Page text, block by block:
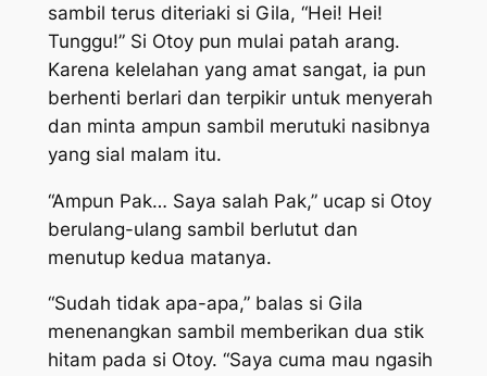
sambil terus diteriaki si Gila, “Hei! Hei!
Tunggu!” Si Otoy pun mulai patah arang.
Karena kelelahan yang amat sangat, ia pun
berhenti berlari dan terpikir untuk menyerah
dan minta ampun sambil merutuki nasibnya
yang sial malam itu.
“Ampun Pak… Saya salah Pak,” ucap si Otoy
berulang-ulang sambil berlutut dan
menutup kedua matanya.
“Sudah tidak apa-apa,” balas si Gila
menenangkan sambil memberikan dua stik
hitam pada si Otoy. “Saya cuma mau ngasih